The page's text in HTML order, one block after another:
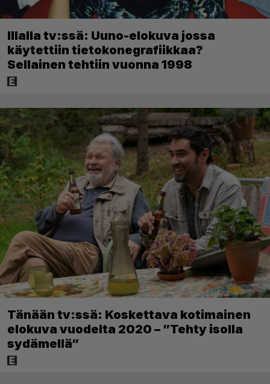
Illalla tv:ssä: Uuno-elokuva jossa
käytettiin tietokonegrafiikkaa?
Sellainen tehtiin vuonna 1998
Tänään tv:ssä: Koskettava kotimainen
elokuva vuodelta 2020 – ”Tehty isolla
sydämellä”